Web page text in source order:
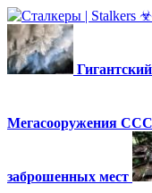
Мегасооружения
заброшенных мест